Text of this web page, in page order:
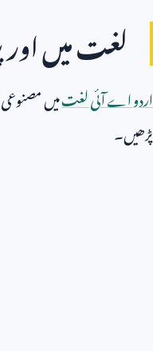
لغت میں
اردو اے آئی لغتمیں
پڑھیں۔